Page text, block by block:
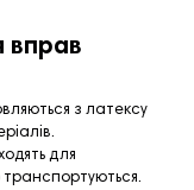
вправ
з латексу
для
транспортуються.